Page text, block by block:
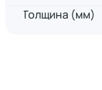
Толщина (мм)